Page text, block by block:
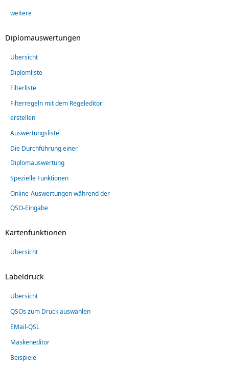
weitere
Diplomauswertungen
Übersicht
Diplomliste
Filterliste
Filterregeln mit dem Regeleditor
erstellen
Auswertungsliste
Die Durchführung einer
Diplomauswertung
Spezielle Funktionen
Online-Auswertungen während der
QSO-Eingabe
Kartenfunktionen
Übersicht
Labeldruck
Übersicht
QSOs zum Druck auswählen
EMail-QSL
Maskeneditor
Beispiele